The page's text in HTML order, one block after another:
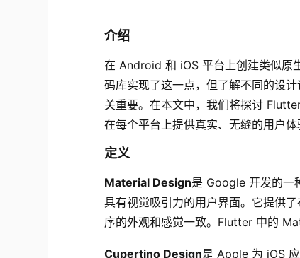
介绍
在 Android 和 iOS 平台上创建类似原
码库实现了这一点，但了解不同的设
关重要。在本文中，我们将探讨
在每个平台上提供真实、无缝的用户体
定义
Material Design是 Google 开发的一
具有视觉吸引力的用户界面。它提供
序的外观和感觉一致。Flutter 中的
Cupertino Design是 Apple 为 iOS